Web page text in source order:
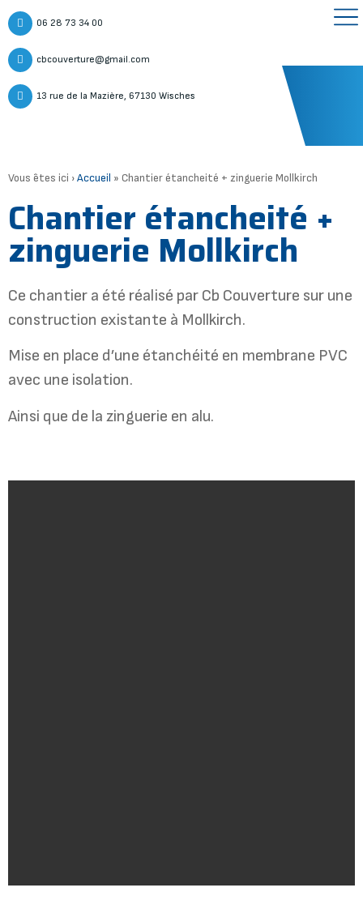
06 28 73 34 00
cbcouverture@gmail.com
13 rue de la Mazière, 67130 Wisches
Vous êtes ici ›Accueil » Chantier étancheité + zinguerie Mollkirch
Chantier étancheité +
zinguerie Mollkirch
Ce chantier a été réalisé par Cb Couverture sur une
construction existante à Mollkirch.
Mise en place d’une étanchéité en membrane PVC
avec une isolation.
Ainsi que de la zinguerie en alu.